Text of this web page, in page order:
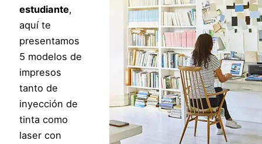
estudiante,
aquí te
presentamos
5 modelos de
impresos
tanto de
inyección de
tinta como
laser con